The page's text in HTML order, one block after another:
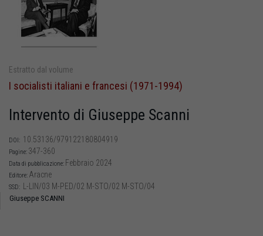
Estratto dal volume
I socialisti italiani e francesi (1971-1994)
Intervento di Giuseppe Scanni
DOI: 10.53136/979122180804919
Pagine: 347-360
Data di pubblicazione: Febbraio 2024
Editore: Aracne
SSD: L-LIN/03 M-PED/02 M-STO/02 M-STO/04
Giuseppe SCANNI